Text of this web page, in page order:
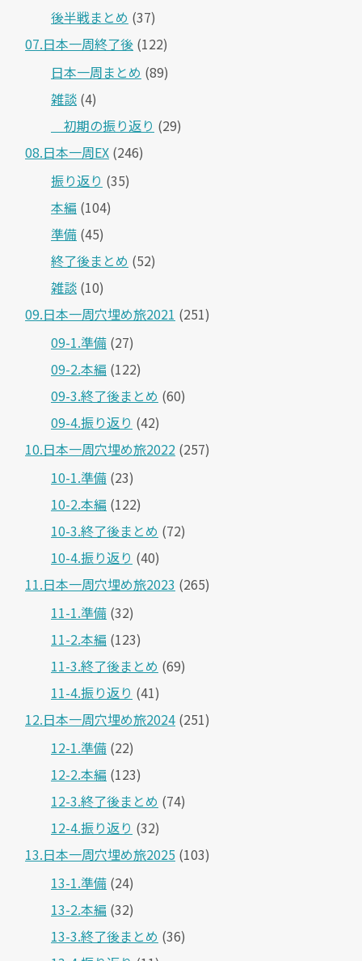
後半戦まとめ (37)
07.日本一周終了後 (122)
日本一周まとめ (89)
雑談 (4)
＿初期の振り返り (29)
08.日本一周EX (246)
振り返り (35)
本編 (104)
準備 (45)
終了後まとめ (52)
雑談 (10)
09.日本一周穴埋め旅2021 (251)
09-1.準備 (27)
09-2.本編 (122)
09-3.終了後まとめ (60)
09-4.振り返り (42)
10.日本一周穴埋め旅2022 (257)
10-1.準備 (23)
10-2.本編 (122)
10-3.終了後まとめ (72)
10-4.振り返り (40)
11.日本一周穴埋め旅2023 (265)
11-1.準備 (32)
11-2.本編 (123)
11-3.終了後まとめ (69)
11-4.振り返り (41)
12.日本一周穴埋め旅2024 (251)
12-1.準備 (22)
12-2.本編 (123)
12-3.終了後まとめ (74)
12-4.振り返り (32)
13.日本一周穴埋め旅2025 (103)
13-1.準備 (24)
13-2.本編 (32)
13-3.終了後まとめ (36)